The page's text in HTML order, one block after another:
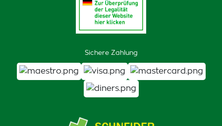
Sichere Zahlung